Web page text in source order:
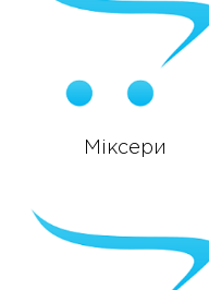
Міксери